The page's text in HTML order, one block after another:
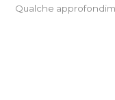
Qualche